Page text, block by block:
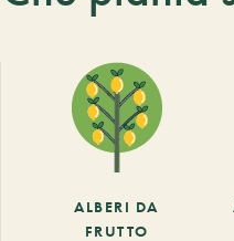
ALBERI DA
FRUTTO